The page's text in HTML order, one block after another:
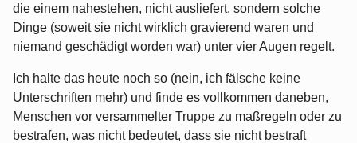
die einem nahestehen, nicht ausliefert, sondern solche
Dinge (soweit sie nicht wirklich gravierend waren und
niemand geschädigt worden war) unter vier Augen regelt.
Ich halte das heute noch so (nein, ich fälsche keine
Unterschriften mehr) und finde es vollkommen daneben,
Menschen vor versammelter Truppe zu maßregeln oder zu
bestrafen, was nicht bedeutet, dass sie nicht bestraft